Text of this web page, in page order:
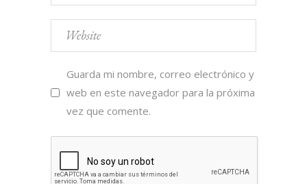
Guarda mi nombre, correo electrónico y
web en este navegador para la próxima
vez que comente.